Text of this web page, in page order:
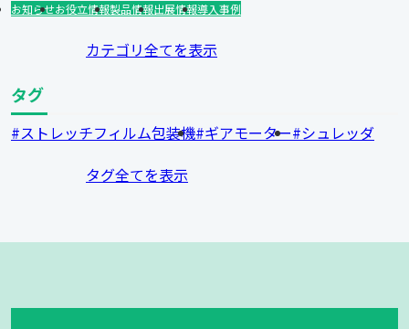
お知らせお役立情報製品情報出展情報導入事例
カテゴリ全てを表示
タグ
ストレッチフィルム包装機 ギアモーター シュレッダ
タグ全てを表示